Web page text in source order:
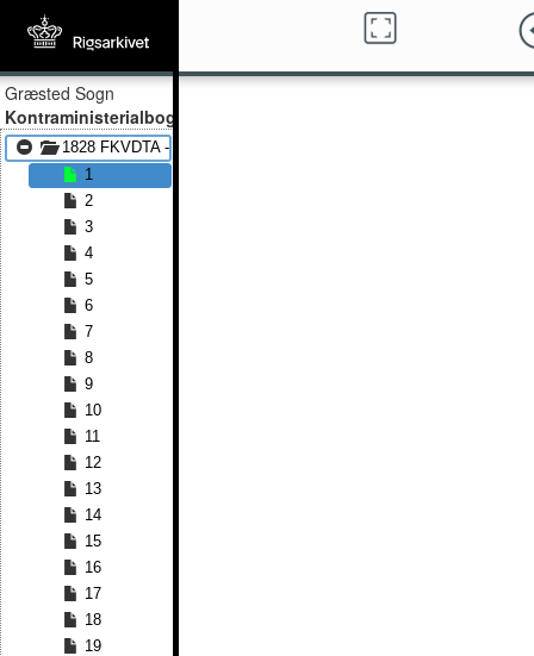
Græsted Sogn
Kontraministerialbog
1828 FKVDTA - 1832 FKVDTA
1
2
3
4
5
6
7
8
9
10
11
12
13
14
15
16
17
18
19